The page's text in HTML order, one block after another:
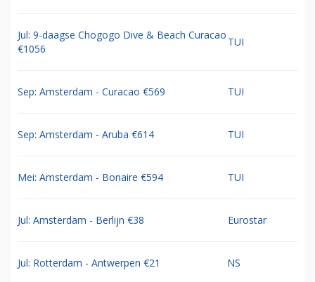
Jul: 9-daagse Chogogo Dive & Beach Curacao
€1056
TUI
Sep: Amsterdam - Curacao €569 TUI
Sep: Amsterdam - Aruba €614 TUI
Mei: Amsterdam - Bonaire €594 TUI
Jul: Amsterdam - Berlijn €38 Eurostar
Jul: Rotterdam - Antwerpen €21 NS